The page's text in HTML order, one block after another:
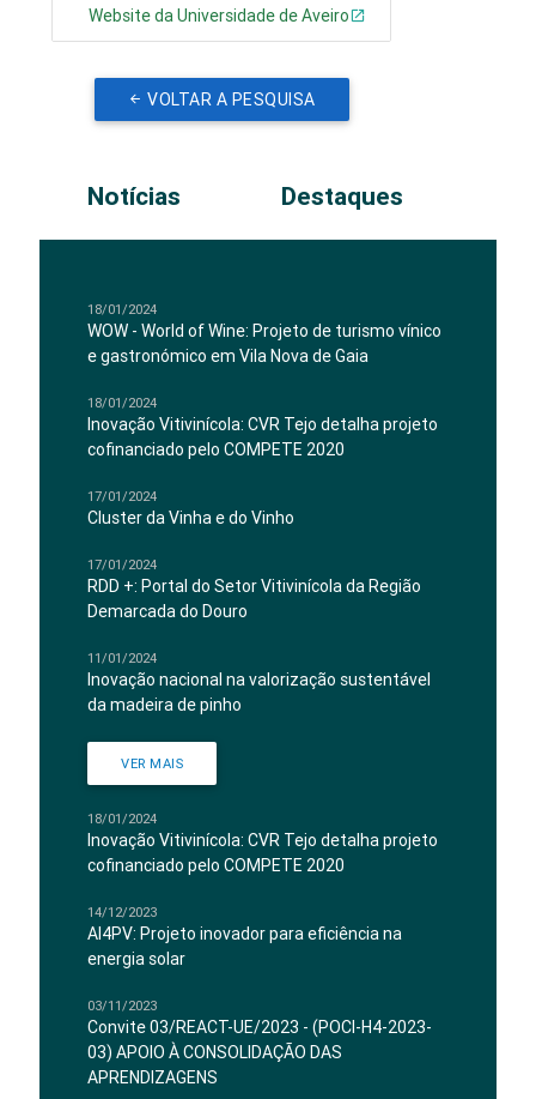
Website da Universidade de Aveiro
VOLTAR A PESQUISA
Notícias Destaques
18/01/2024
WOW - World of Wine: Projeto de turismo vínico
e gastronómico em Vila Nova de Gaia
18/01/2024
Inovação Vitivinícola: CVR Tejo detalha projeto
cofinanciado pelo COMPETE 2020
17/01/2024
Cluster da Vinha e do Vinho
17/01/2024
RDD +: Portal do Setor Vitivinícola da Região
Demarcada do Douro
11/01/2024
Inovação nacional na valorização sustentável
da madeira de pinho
VER MAIS
18/01/2024
Inovação Vitivinícola: CVR Tejo detalha projeto
cofinanciado pelo COMPETE 2020
14/12/2023
AI4PV: Projeto inovador para eficiência na
energia solar
03/11/2023
Convite 03/REACT-UE/2023 - (POCI-H4-2023-
03) APOIO À CONSOLIDAÇÃO DAS
APRENDIZAGENS